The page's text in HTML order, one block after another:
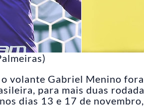
volante Gabriel Menino
para mais duas
dias 13 e 17 de